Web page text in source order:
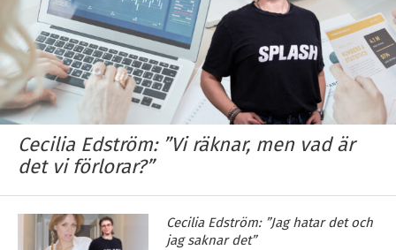
Cecilia Edström: ”Vi räknar, men vad är
det vi förlorar?”
Cecilia Edström: ”Jag hatar det och
jag saknar det”